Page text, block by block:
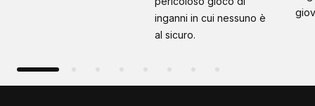
inganni in cui nessuno è
al sicuro.